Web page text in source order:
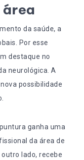
da saúde, a
Por esse
destaque no
neurológica. A
possibilidade
ganha uma
da área de
outro lado, recebe